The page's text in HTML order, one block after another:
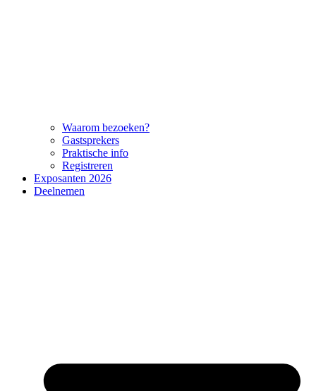
Waarom bezoeken?
Gastsprekers
Praktische info
Registreren
Exposanten 2026
Deelnemen